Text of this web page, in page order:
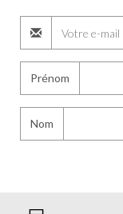
Prénom
Nom